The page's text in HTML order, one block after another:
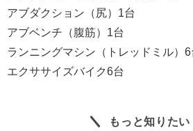
アブダクション（尻）1台
アブベンチ（腹筋）1台
ランニングマシン（トレッドミル）6
エクササイズバイク6台
もっと知りたい